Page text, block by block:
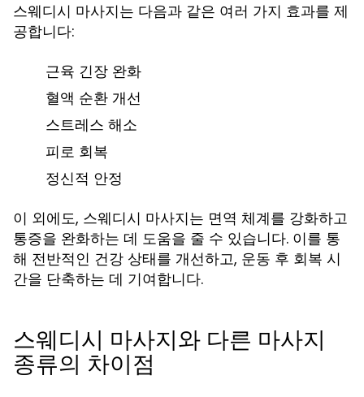
스웨디시 마사지는 다음과 같은 여러 가지 효과를 제
공합니다:
근육 긴장 완화
혈액 순환 개선
스트레스 해소
피로 회복
정신적 안정
이 외에도, 스웨디시 마사지는 면역 체계를 강화하고
통증을 완화하는 데 도움을 줄 수 있습니다. 이를 통
해 전반적인 건강 상태를 개선하고, 운동 후 회복 시
간을 단축하는 데 기여합니다.
스웨디시 마사지와 다른 마사지
종류의 차이점